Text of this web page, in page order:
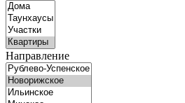
Направление